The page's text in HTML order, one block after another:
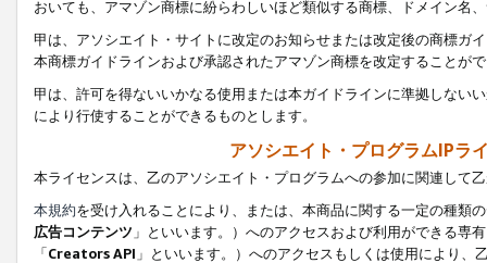
おいても、アマゾン商標に紛らわしいほど類似する商標、ドメイン名
甲は、アソシエイト・サイトに改定のお知らせまたは改定後の商標ガ
本商標ガイドラインおよび承認されたアマゾン商標を改定することが
甲は、許可を得ないいかなる使用または本ガイドラインに準拠しない
により行使することができるものとします。
アソシエイト・プログラムIPラ
本ライセンスは、乙のアソシエイト・プログラムへの参加に関連して
本規約を受け入れることにより、または、本商品に関する一定の種類
広告コンテンツ 」といいます。）へのアクセスおよび利用ができる専
「Creators API 」といいます。）へのアクセスもしくは使用により